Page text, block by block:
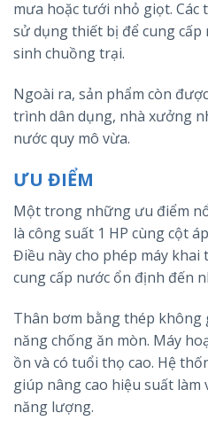
mưa hoặc tưới nhỏ giọt.
sử dụng thiết bị để cung cấp
sinh chuồng trại.
Ngoài ra, sản phẩm còn
trình dân dụng, nhà xưởng
nước quy mô vừa.
ƯU ĐIỂM
Một trong những ưu điểm
là công suất 1 HP cùng cột
Điều này cho phép máy khai
cung cấp nước ổn định đến
Thân bơm bằng thép không
năng chống ăn mòn. Máy
ồn và có tuổi thọ cao. Hệ
giúp nâng cao hiệu suất
năng lượng.